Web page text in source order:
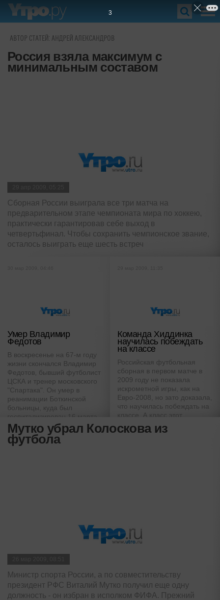
АВТОР СТАТЕЙ: АНДРЕЙ АЛЕКСАНДРОВ
Россия взяла максимум с
минимальным составом
Сборная России выиграла все три матча на
предварительном этапе чемпионата мира по хоккею,
практически гарантировав себе выход в
четвертьфинал. Чтобы сохранить чемпионское звание,
осталось выиграть еще шесть встреч
Умер Владимир
Федотов
В воскресенье на 67-м году
жизни скончался Владимир
Федотов, бывший футболист
ЦСКА и тренер московского
"Спартака". Он умер в
реанимации Боткинской
больницы, куда был
госпитализирован 16 марта
Команда Хиддинка
научилась побеждать
на классе
Российская футбольная
сборная в первом матче в
2009 году не показала
искрометной игры, как на
Евро-2008, но зато доказала,
что научилась побеждать на
классе. А класс этот
Мутко убрал Колоскова из
футбола
Министр спорта России, а по совместительству
президент РФС Виталий Мутко получил еще одну
должность - он избран в исполком ФИФА. Прежний
2